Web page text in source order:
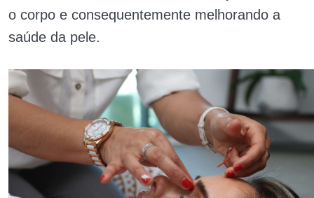
o corpo e consequentemente melhorando a
saúde da pele.